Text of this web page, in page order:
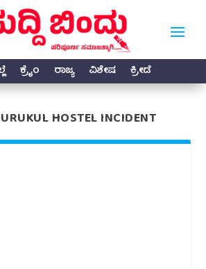
ಕ್ರೈಂ ರಾಜ್ಯ ವಿಶೇಷ ಕ್ರೀಡೆ
HOSTEL INCIDENT